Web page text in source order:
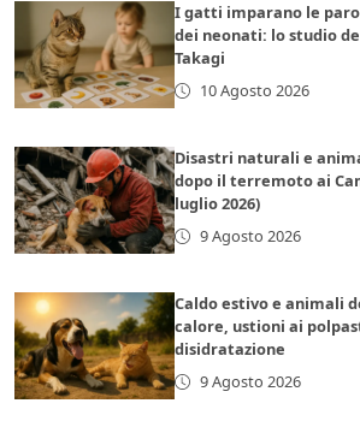
I gatti imparano le
dei neonati: lo studio
Takagi
10 Agosto 2026
Disastri naturali e
dopo il terremoto ai
luglio 2026)
9 Agosto 2026
Caldo estivo e animali
calore, ustioni ai
disidratazione
9 Agosto 2026